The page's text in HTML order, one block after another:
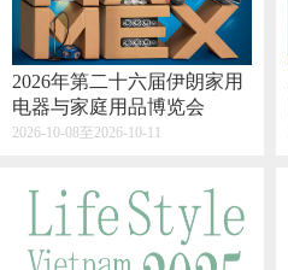
2026年第二十六届伊朗家用
电器与家庭用品博览会
2026-10-08至2026-10-11